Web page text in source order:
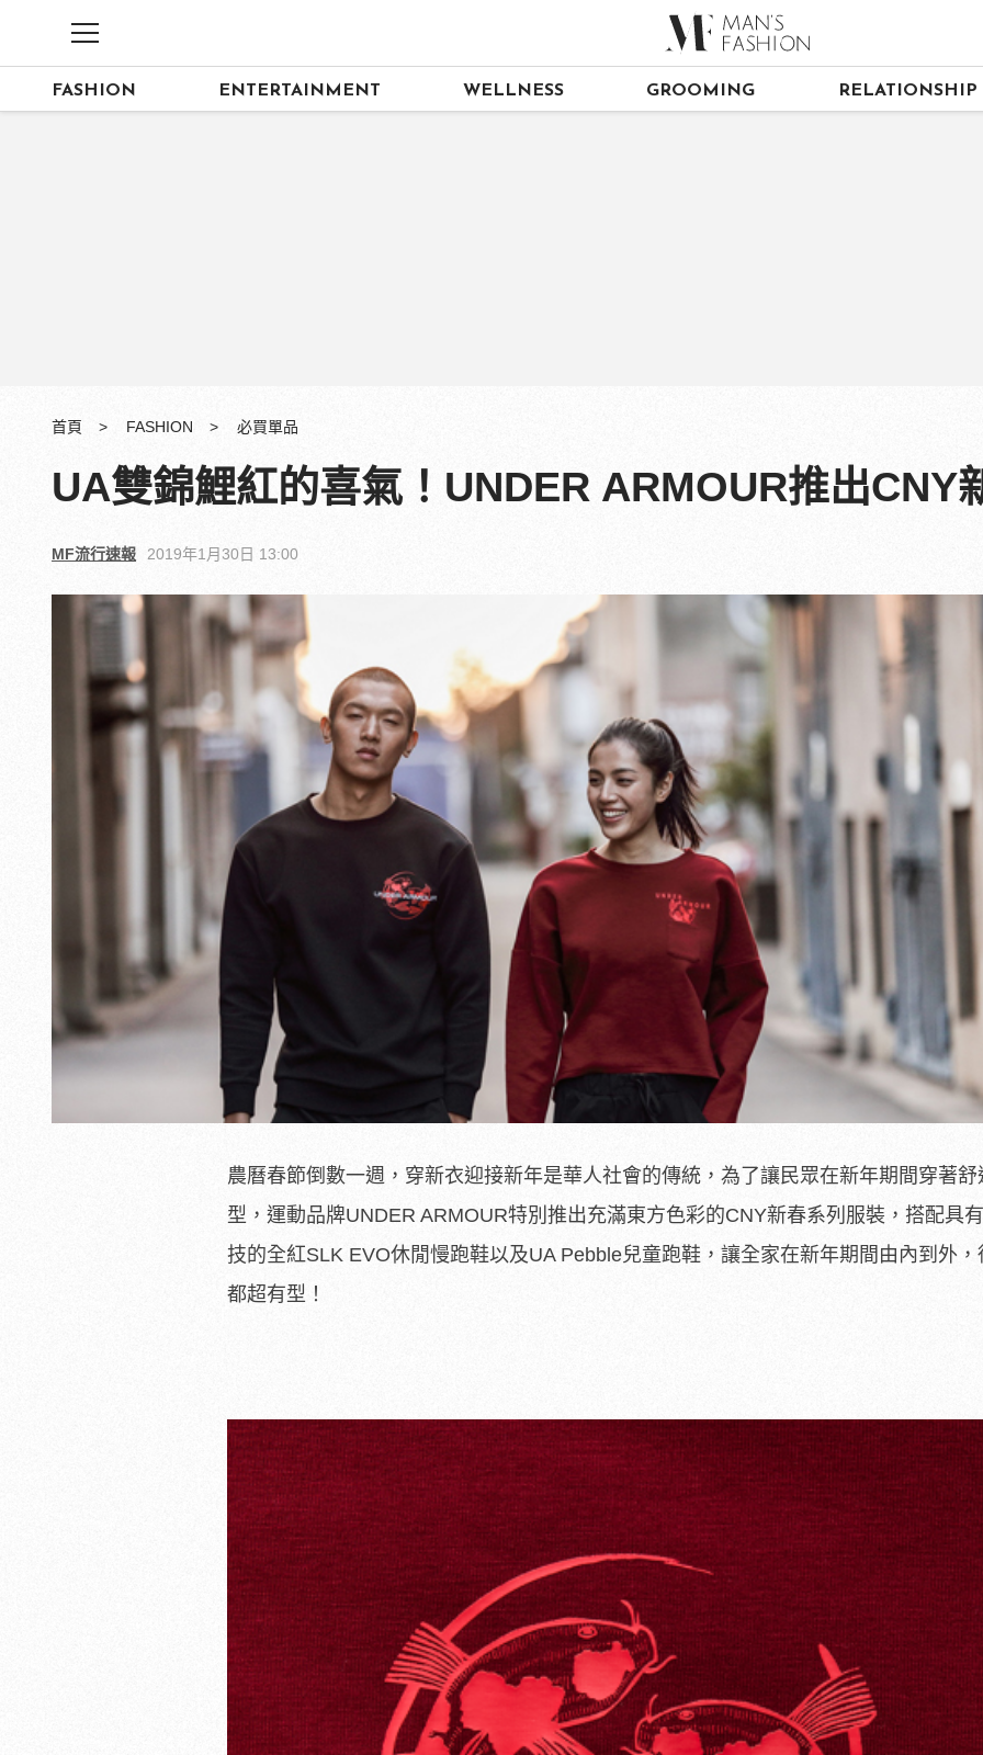
FASHION ENTERTAINMENT WELLNESS GROOMING RELATIONSHIP
首頁 FASHION 必買單品
UA雙錦鯉紅的喜氣！UNDER ARMOUR推出CNY
MF流行速報 2019年1月30日 13:00
農曆春節倒數一週，穿新衣迎接新年是華人社會的傳統，為了讓民眾在新年期間穿著舒
型，運動品牌UNDER ARMOUR特別推出充滿東方色彩的CNY新春系列服裝，搭配具
技的全紅SLK EVO休閒慢跑鞋以及UA Pebble兒童跑鞋，讓全家在新年期間由內到外，
都超有型！